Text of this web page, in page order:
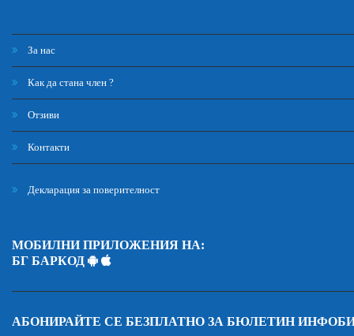
За нас
Как да стана член ?
Отзиви
Контакти
Декларация за поверителност
МОБИЛНИ ПРИЛОЖЕНИЯ НА:
БГ БАРКОД
АБОНИРАЙТЕ СЕ БЕЗПЛАТНО ЗА БЮЛЕТИН